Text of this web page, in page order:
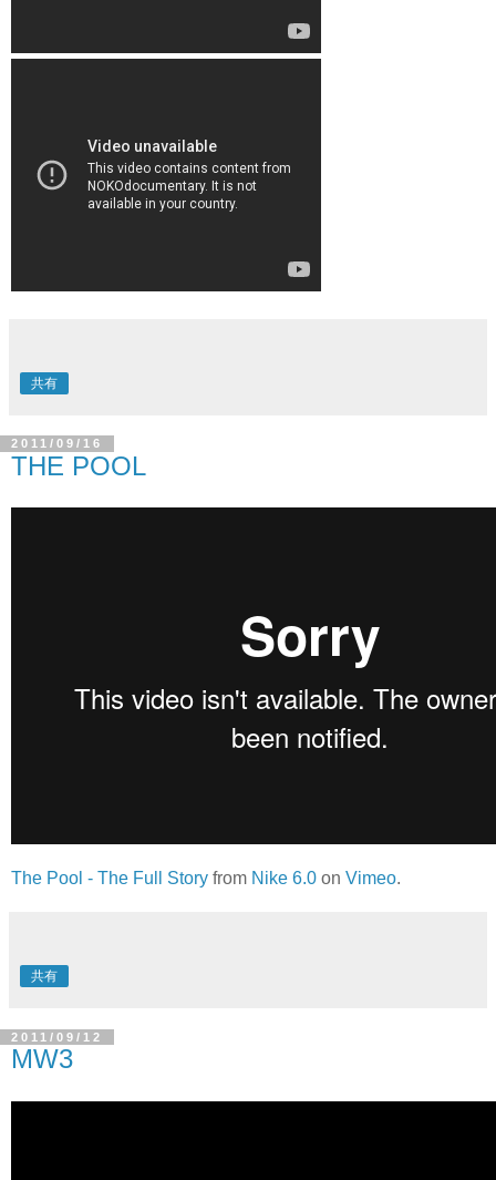
共有
2011/09/16
THE POOL
The Pool - The Full Story from Nike 6.0 on Vimeo.
共有
2011/09/12
MW3